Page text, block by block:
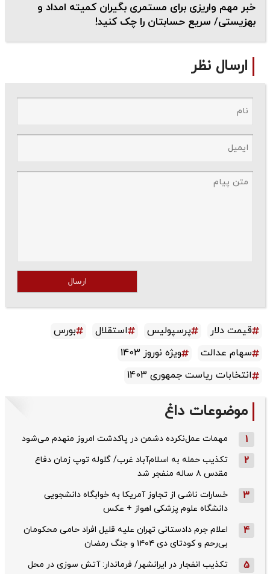
خبر مهم واریزی برای مستمری بگیران کمیته امداد و
بهزیستی/ سریع حسابتان را چک کنید!
ارسال نظر
ارسال
قیمت دلار پرسپولیس استقلال
بورس
سهام عدالت
ویژه نوروز 1403
انتخابات ریاست جمهوری 1403
موضوعات داغ
1 مهمات عمل‌نکرده دشمن در پاکدشت امروز منهدم می‌شود
2
تکذیب حمله به اسلام‌آباد غرب/ گلوله توپ زمان دفاع
مقدس ۸ ساله منفجر شد
3
خسارات ناشی از تجاوز آمریکا به خوابگاه دانشجویی
دانشگاه علوم پزشکی اهواز + عکس
4
اعلام جرم دادستانی تهران علیه قلیل افراد حامی محکومان
بی‌رحم و کودتای دی‌ ۱۴۰۴ و جنگ رمضان
5
تکذیب ‌انفجار در ایرانشهر/ فرماندار: آتش سوزی در محل